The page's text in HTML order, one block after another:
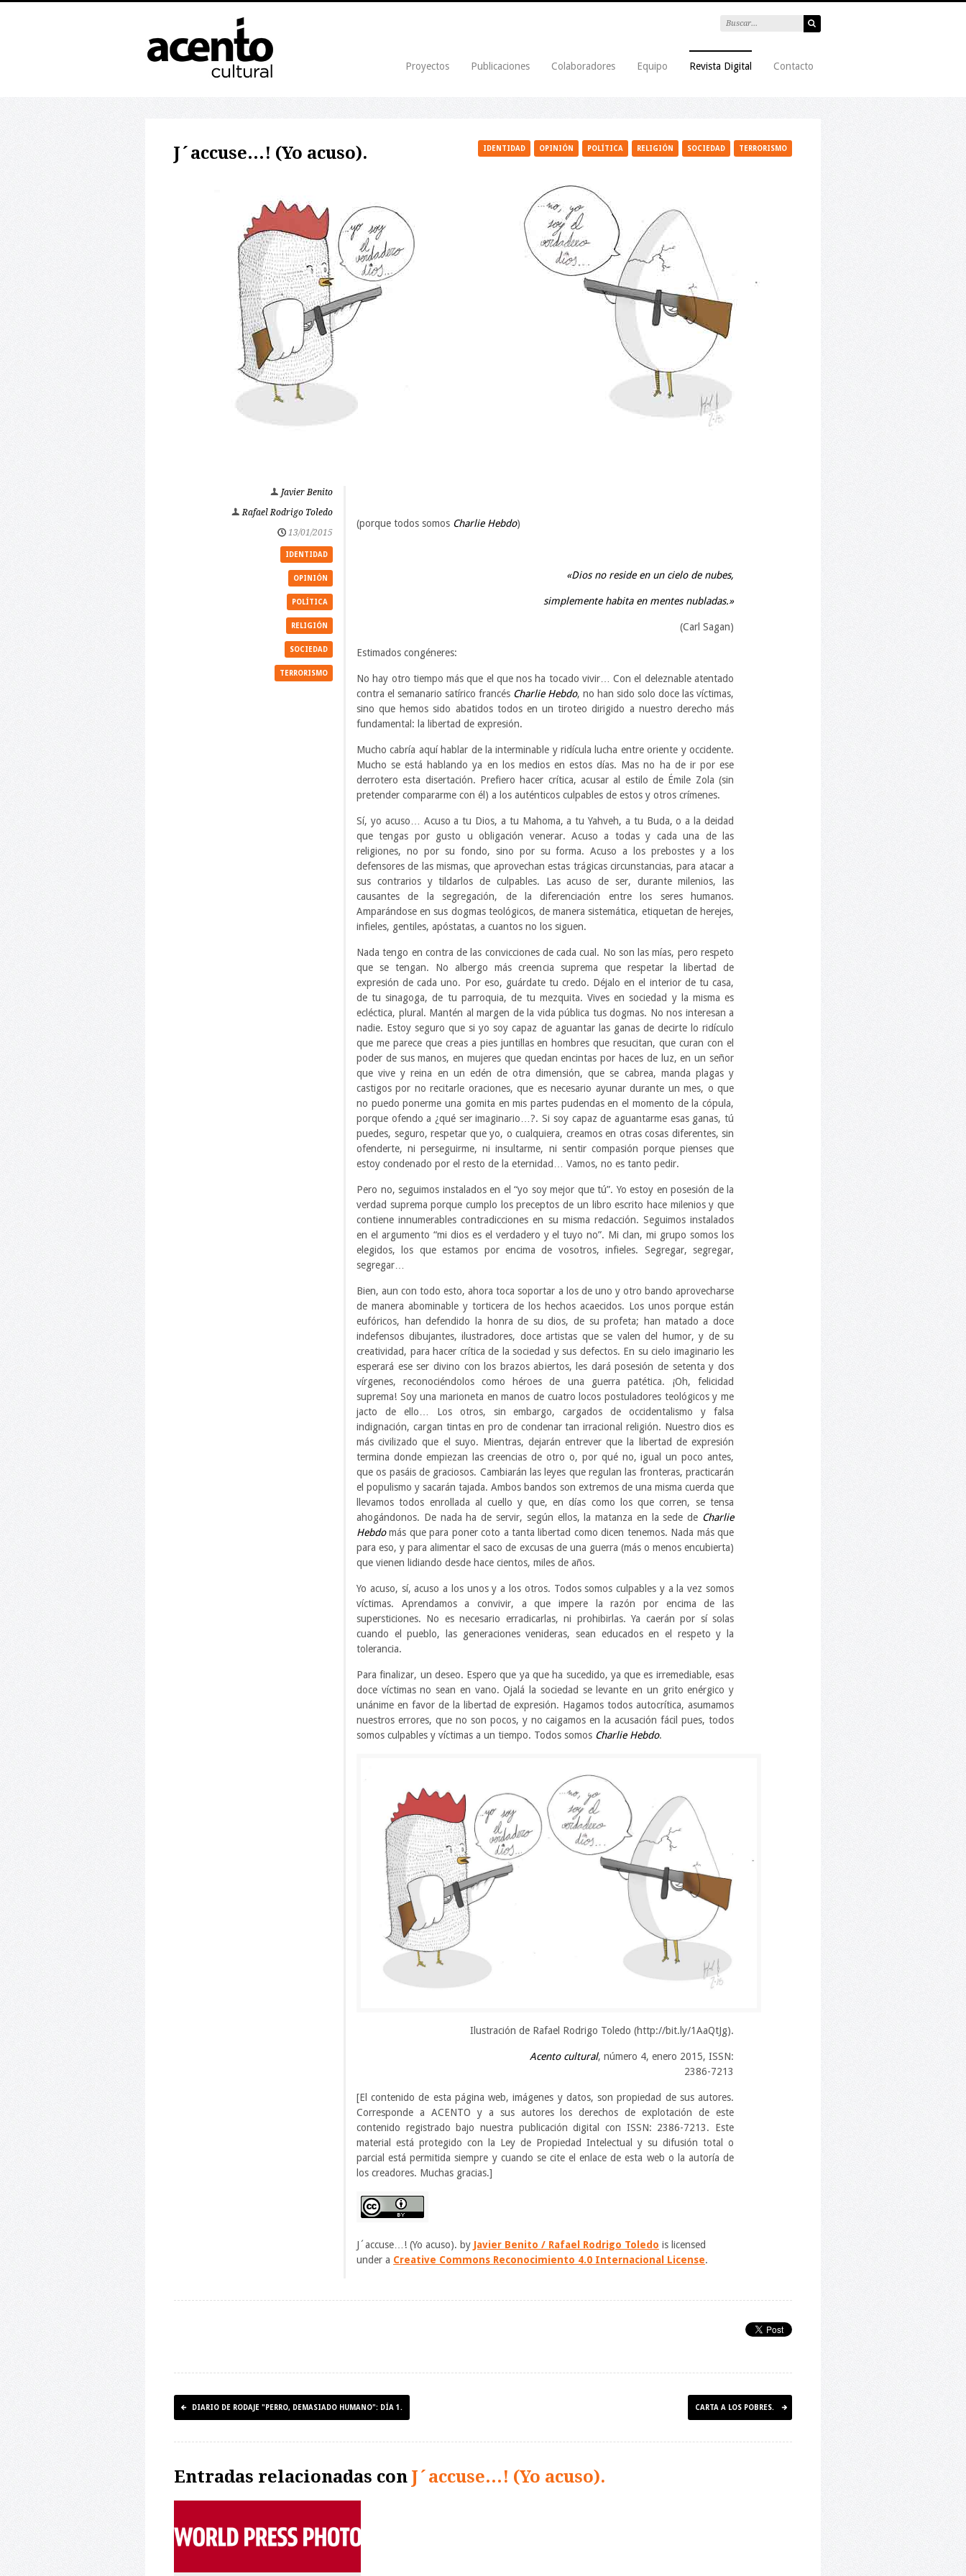
Proyectos Publicaciones Colaboradores Equipo Revista Digital Contacto
J´accuse…! (Yo acuso). IDENTIDAD OPINIÓN POLÍTICA RELIGIÓN SOCIEDAD TERRORISMO
Javier Benito
Rafael Rodrigo Toledo
13/01/2015
IDENTIDAD
OPINIÓN
POLÍTICA
RELIGIÓN
SOCIEDAD
TERRORISMO
(porque todos somos Charlie Hebdo)
«Dios no reside en un cielo de nubes,
simplemente habita en mentes nubladas.»
(Carl Sagan)
Estimados congéneres:
No hay otro tiempo más que el que nos ha tocado vivir… Con el deleznable atentado
contra el semanario satírico francés Charlie Hebdo, no han sido solo doce las víctimas,
sino que hemos sido abatidos todos en un tiroteo dirigido a nuestro derecho más
fundamental: la libertad de expresión.
Mucho cabría aquí hablar de la interminable y ridícula lucha entre oriente y occidente.
Mucho se está hablando ya en los medios en estos días. Mas no ha de ir por ese
derrotero esta disertación. Prefiero hacer crítica, acusar al estilo de Émile Zola (sin
pretender compararme con él) a los auténticos culpables de estos y otros crímenes.
Sí, yo acuso… Acuso a tu Dios, a tu Mahoma, a tu Yahveh, a tu Buda, o a la deidad
que tengas por gusto u obligación venerar. Acuso a todas y cada una de las
religiones, no por su fondo, sino por su forma. Acuso a los prebostes y a los
defensores de las mismas, que aprovechan estas trágicas circunstancias, para atacar a
sus contrarios y tildarlos de culpables. Las acuso de ser, durante milenios, las
causantes de la segregación, de la diferenciación entre los seres humanos.
Amparándose en sus dogmas teológicos, de manera sistemática, etiquetan de herejes,
infieles, gentiles, apóstatas, a cuantos no los siguen.
Nada tengo en contra de las convicciones de cada cual. No son las mías, pero respeto
que se tengan. No albergo más creencia suprema que respetar la libertad de
expresión de cada uno. Por eso, guárdate tu credo. Déjalo en el interior de tu casa,
de tu sinagoga, de tu parroquia, de tu mezquita. Vives en sociedad y la misma es
ecléctica, plural. Mantén al margen de la vida pública tus dogmas. No nos interesan a
nadie. Estoy seguro que si yo soy capaz de aguantar las ganas de decirte lo ridículo
que me parece que creas a pies juntillas en hombres que resucitan, que curan con el
poder de sus manos, en mujeres que quedan encintas por haces de luz, en un señor
que vive y reina en un edén de otra dimensión, que se cabrea, manda plagas y
castigos por no recitarle oraciones, que es necesario ayunar durante un mes, o que
no puedo ponerme una gomita en mis partes pudendas en el momento de la cópula,
porque ofendo a ¿qué ser imaginario…?. Si soy capaz de aguantarme esas ganas, tú
puedes, seguro, respetar que yo, o cualquiera, creamos en otras cosas diferentes, sin
ofenderte, ni perseguirme, ni insultarme, ni sentir compasión porque pienses que
estoy condenado por el resto de la eternidad… Vamos, no es tanto pedir.
Pero no, seguimos instalados en el “yo soy mejor que tú”. Yo estoy en posesión de la
verdad suprema porque cumplo los preceptos de un libro escrito hace milenios y que
contiene innumerables contradicciones en su misma redacción. Seguimos instalados
en el argumento “mi dios es el verdadero y el tuyo no”. Mi clan, mi grupo somos los
elegidos, los que estamos por encima de vosotros, infieles. Segregar, segregar,
segregar…
Bien, aun con todo esto, ahora toca soportar a los de uno y otro bando aprovecharse
de manera abominable y torticera de los hechos acaecidos. Los unos porque están
eufóricos, han defendido la honra de su dios, de su profeta; han matado a doce
indefensos dibujantes, ilustradores, doce artistas que se valen del humor, y de su
creatividad, para hacer crítica de la sociedad y sus defectos. En su cielo imaginario les
esperará ese ser divino con los brazos abiertos, les dará posesión de setenta y dos
vírgenes, reconociéndolos como héroes de una guerra patética. ¡Oh, felicidad
suprema! Soy una marioneta en manos de cuatro locos postuladores teológicos y me
jacto de ello… Los otros, sin embargo, cargados de occidentalismo y falsa
indignación, cargan tintas en pro de condenar tan irracional religión. Nuestro dios es
más civilizado que el suyo. Mientras, dejarán entrever que la libertad de expresión
termina donde empiezan las creencias de otro o, por qué no, igual un poco antes,
que os pasáis de graciosos. Cambiarán las leyes que regulan las fronteras, practicarán
el populismo y sacarán tajada. Ambos bandos son extremos de una misma cuerda que
llevamos todos enrollada al cuello y que, en días como los que corren, se tensa
ahogándonos. De nada ha de servir, según ellos, la matanza en la sede de Charlie
Hebdomás que para poner coto a tanta libertad como dicen tenemos. Nada más que
para eso, y para alimentar el saco de excusas de una guerra (más o menos encubierta)
que vienen lidiando desde hace cientos, miles de años.
Yo acuso, sí, acuso a los unos y a los otros. Todos somos culpables y a la vez somos
víctimas. Aprendamos a convivir, a que impere la razón por encima de las
supersticiones. No es necesario erradicarlas, ni prohibirlas. Ya caerán por sí solas
cuando el pueblo, las generaciones venideras, sean educados en el respeto y la
tolerancia.
Para finalizar, un deseo. Espero que ya que ha sucedido, ya que es irremediable, esas
doce víctimas no sean en vano. Ojalá la sociedad se levante en un grito enérgico y
unánime en favor de la libertad de expresión. Hagamos todos autocrítica, asumamos
nuestros errores, que no son pocos, y no caigamos en la acusación fácil pues, todos
somos culpables y víctimas a un tiempo. Todos somos Charlie Hebdo.
Ilustración de Rafael Rodrigo Toledo (http://bit.ly/1AaQtJg).
Acento cultural, número 4, enero 2015, ISSN:
2386-7213
[El contenido de esta página web, imágenes y datos, son propiedad de sus autores.
Corresponde a ACENTO y a sus autores los derechos de explotación de este
contenido registrado bajo nuestra publicación digital con ISSN: 2386-7213. Este
material está protegido con la Ley de Propiedad Intelectual y su difusión total o
parcial está permitida siempre y cuando se cite el enlace de esta web o la autoría de
los creadores. Muchas gracias.]
J´accuse…! (Yo acuso). by Javier Benito / Rafael Rodrigo Toledo is licensed
under a Creative Commons Reconocimiento 4.0 Internacional License.
DIARIO DE RODAJE "PERRO, DEMASIADO HUMANO": DÍA 1. CARTA A LOS POBRES.
Entradas relacionadas con J´accuse…! (Yo acuso).